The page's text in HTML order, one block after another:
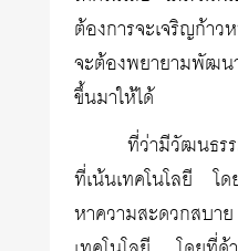
ต้องการจะเจริญก้าว
จะต้องพยายามพัฒน
ขึ้นมาให้ได้
ที่ว่ามีวัฒนธร
ที่เน้นเทคโนโลยี โด
หาความสะดวกส